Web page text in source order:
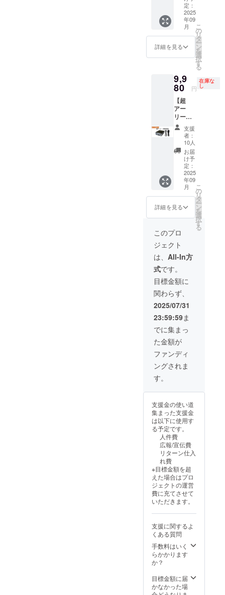
リター
ン内容
： x1 美
耳 x1 美
耳 USB
オー
ディオ
変換機
定：
2025
年09
月
詳細を見る
こ
の
リ
タ
ー
ン
を
選
択
す
る
9,9
80 円
在庫な
し
【超
アー
リー単
品】 金
額（送
料・税
込）：
¥9980
リター
ン内容
：美耳
USB
オー
ディオ
変換機
限定
数：10
台
支援
者：
10人
お届
け予
定：
2025
年09
月
詳細を見る
こ
の
リ
タ
ー
ン
を
選
択
す
る
このプロ
ジェクト
は、 All-In方
式です。
目標金額に
関わらず、
2025/07/31
23:59:59ま
でに集まっ
た金額が
ファンディ
ングされま
す。
支援金の使い道
集まった支援金
は以下に使用す
る予定です。
人件費
広報/宣伝費
リターン仕入
れ費
※目標金額を超
えた場合はプロ
ジェクトの運営
費に充てさせて
いただきます。
支援に関するよ
くある質問
手数料はいく
らかかります
か？
目標金額に届
かなかった場